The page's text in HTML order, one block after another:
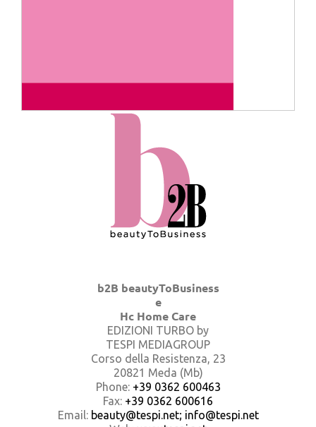
b2B beautyToBusiness
e
Hc Home Care
EDIZIONI TURBO by
TESPI MEDIAGROUP
Corso della Resistenza, 23
20821 Meda (Mb)
Phone: +39 0362 600463
Fax: +39 0362 600616
Email: beauty@tespi.net; info@tespi.net